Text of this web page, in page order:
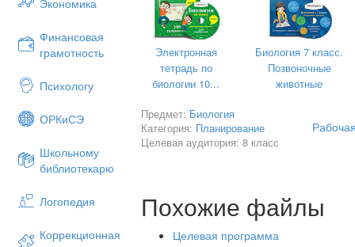
Экономика
Финансовая
грамотность
Психологу
ОРКиСЭ
Школьному
библиотекарю
Логопедия
Коррекционная
жизни определяется следующими
оздоровление, психологическое
социально-экономическая
здоровый образ жизни – это
психологически, физически и
жизни .
В последние годы отмечается
состояния здоровья детей и
несбалансирован­ность учебных
В школьном возрасте наиболее
являются болезни органов
пищеварения, что соответствует
Электронная
тетрадь по
биологии 10...
Биология 7 класс.
Позвоночные
животные
Предмет: Биология
Категория: Планирование
Целевая аудитория: 8 класс
Похожие файлы
Целевая программа